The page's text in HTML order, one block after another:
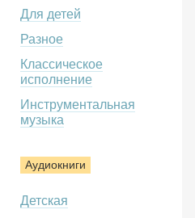
Для детей
Разное
Классическое
исполнение
Инструментальная
музыка
Аудиокниги
Детская